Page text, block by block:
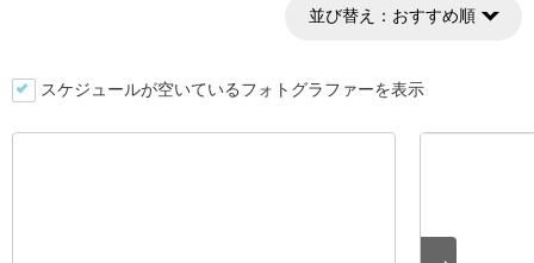
並び替え： おすすめ順
スケジュールが空いているフォトグラファーを表示